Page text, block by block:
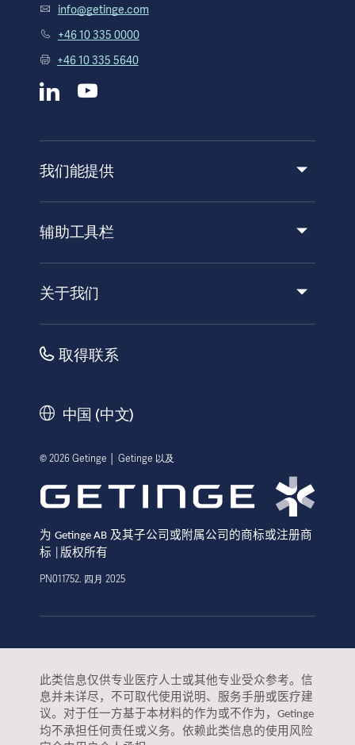
2. Institute for Clinical Systems Improvement.
Perioperative protocol. Bloomington, MN: Institute for
Clinical Systems Improvement (ICSI);2010.
info@getinge.com
+46 10 335 0000
+46 10 335 5640
我们能提供
产品和解决方案
辅助工具栏
活动
关于我们
职业
隐私政策
网站免责声明
Cookie 注意事项
数据主体申请表
取得联系
中国 (中文)
© 2026 Getinge │ Getinge 以及
为 Getinge AB 及其子公司或附属公司的商标或注册商
标
版权所有
PN011752. 四月 2025
此类信息仅供专业医疗人士或其他专业受众参考。信
息并未详尽，不可取代使用说明、服务手册或医疗建
议。对于任一方基于本材料的作为或不作为， Getinge
均不承担任何责任或义务。依赖此类信息的使用风险